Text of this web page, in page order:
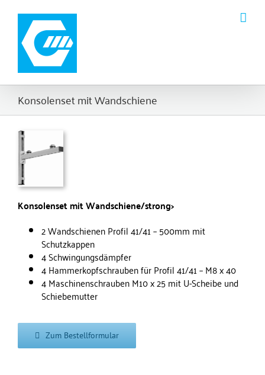
Inhalt
springen
Konsolenset mit Wandschiene
Konsolenset mit Wandschiene/strong>
2 Wandschienen Profil 41/41 – 500mm mit
Schutzkappen
4 Schwingungsdämpfer
4 Hammerkopfschrauben für Profil 41/41 – M8 x 40
4 Maschinenschrauben M10 x 25 mit U-Scheibe und
Schiebemutter
Zum Bestellformular